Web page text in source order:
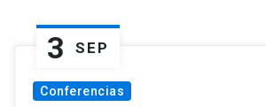
3 SEP
Conferencias